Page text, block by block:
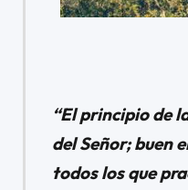
“El principio de
delSeñor;buen
todos los que